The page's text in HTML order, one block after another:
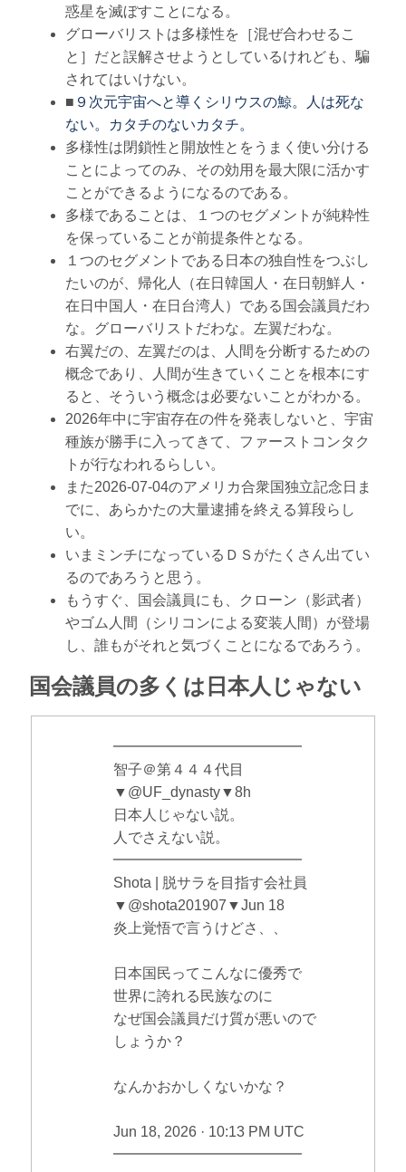
惑星を滅ぼすことになる。
グローバリストは多様性を［混ぜ合わせるこ
と］だと誤解させようとしているけれども、騙
されてはいけない。
■ ９次元宇宙へと導くシリウスの鯨。人は死な
ない。カタチのないカタチ。
多様性は閉鎖性と開放性とをうまく使い分ける
ことによってのみ、その効用を最大限に活かす
ことができるようになるのである。
多様であることは、１つのセグメントが純粋性
を保っていることが前提条件となる。
１つのセグメントである日本の独自性をつぶし
たいのが、帰化人（在日韓国人・在日朝鮮人・
在日中国人・在日台湾人）である国会議員だわ
な。グローバリストだわな。左翼だわな。
右翼だの、左翼だのは、人間を分断するための
概念であり、人間が生きていくことを根本にす
ると、そういう概念は必要ないことがわかる。
2026年中に宇宙存在の件を発表しないと、宇宙
種族が勝手に入ってきて、ファーストコンタク
トが行なわれるらしい。
また2026-07-04のアメリカ合衆国独立記念日ま
でに、あらかたの大量逮捕を終える算段らし
い。
いまミンチになっているＤＳがたくさん出てい
るのであろうと思う。
もうすぐ、国会議員にも、クローン（影武者）
やゴム人間（シリコンによる変装人間）が登場
し、誰もがそれと気づくことになるであろう。
国会議員の多くは日本人じゃない
━━━━━━━━━━━━━
智子＠第４４４代目
▼@UF_dynasty▼8h
日本人じゃない説。
人でさえない説。
━━━━━━━━━━━━━
Shota | 脱サラを目指す会社員
▼@shota201907▼Jun 18
炎上覚悟で言うけどさ、、
日本国民ってこんなに優秀で
世界に誇れる民族なのに
なぜ国会議員だけ質が悪いので
しょうか？
なんかおかしくないかな？
Jun 18, 2026 · 10:13 PM UTC
━━━━━━━━━━━━━